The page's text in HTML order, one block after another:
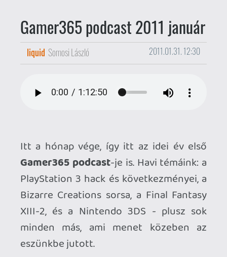
PlayStation 3 hack és következményei, a
eszünkbe jutott.
A januári podcast hossza egy óra ás
tizenkét perc, a lenti lejátszó
segítségével rögtön hallgatható, vagy a
letöltési linket használva le is
szipkázható későbbi fogyasztás céljából.